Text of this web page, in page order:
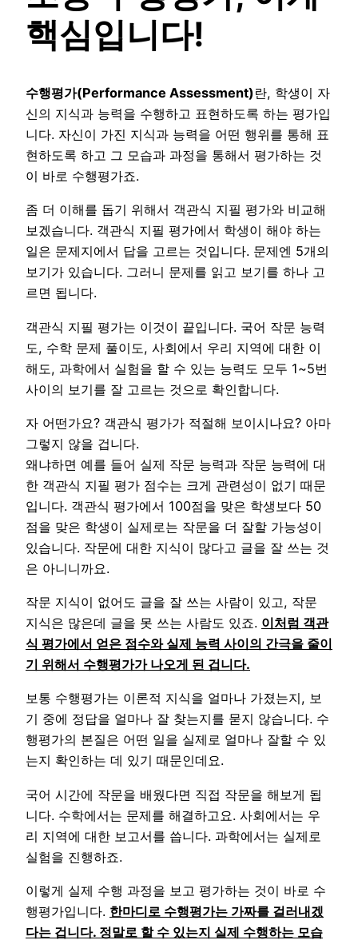
핵심입니다!
수행평가(Performance Assessment)란, 학생이 자
신의 지식과 능력을 수행하고 표현하도록 하는 평가입
니다. 자신이 가진 지식과 능력을 어떤 행위를 통해 표
현하도록 하고 그 모습과 과정을 통해서 평가하는 것
이 바로 수행평가죠.
좀 더 이해를 돕기 위해서 객관식 지필 평가와 비교해
보겠습니다. 객관식 지필 평가에서 학생이 해야 하는
일은 문제지에서 답을 고르는 것입니다. 문제엔 5개의
보기가 있습니다. 그러니 문제를 읽고 보기를 하나 고
르면 됩니다.
객관식 지필 평가는 이것이 끝입니다. 국어 작문 능력
도, 수학 문제 풀이도, 사회에서 우리 지역에 대한 이
해도, 과학에서 실험을 할 수 있는 능력도 모두 1~5번
사이의 보기를 잘 고르는 것으로 확인합니다.
자 어떤가요? 객관식 평가가 적절해 보이시나요? 아마
그렇지 않을 겁니다.
왜냐하면 예를 들어 실제 작문 능력과 작문 능력에 대
한 객관식 지필 평가 점수는 크게 관련성이 없기 때문
입니다. 객관식 평가에서 100점을 맞은 학생보다 50
점을 맞은 학생이 실제로는 작문을 더 잘할 가능성이
있습니다. 작문에 대한 지식이 많다고 글을 잘 쓰는 것
은 아니니까요.
작문 지식이 없어도 글을 잘 쓰는 사람이 있고, 작문
지식은 많은데 글을 못 쓰는 사람도 있죠. 이처럼 객관
식 평가에서 얻은 점수와 실제 능력 사이의 간극을 줄이
기 위해서 수행평가가 나오게 된 겁니다.
보통 수행평가는 이론적 지식을 얼마나 가졌는지, 보
기 중에 정답을 얼마나 잘 찾는지를 묻지 않습니다. 수
행평가의 본질은 어떤 일을 실제로 얼마나 잘할 수 있
는지 확인하는 데 있기 때문인데요.
국어 시간에 작문을 배웠다면 직접 작문을 해보게 됩
니다. 수학에서는 문제를 해결하고요. 사회에서는 우
리 지역에 대한 보고서를 씁니다. 과학에서는 실제로
실험을 진행하죠.
이렇게 실제 수행 과정을 보고 평가하는 것이 바로 수
행평가입니다. 한마디로 수행평가는 가짜를 걸러내겠
다는 겁니다. 정말로 할 수 있는지 실제 수행하는 모습